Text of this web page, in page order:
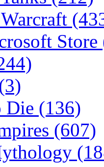
Store
Die (136)
(607)